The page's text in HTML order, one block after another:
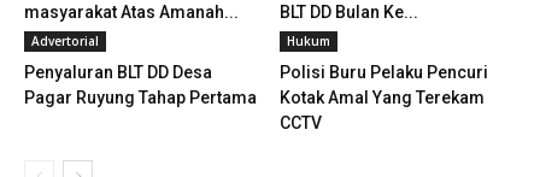
masyarakat Atas Amanah...
BLT DD Bulan Ke...
Advertorial
Penyaluran BLT DD Desa
Pagar Ruyung Tahap Pertama
Hukum
Polisi Buru Pelaku Pencuri
Kotak Amal Yang Terekam
CCTV